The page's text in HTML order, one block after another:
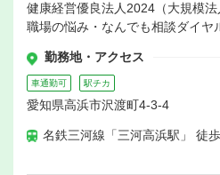
健康経営優良法人2024（大規模
職場の悩み・なんでも相談ダイヤ
勤務地・アクセス
車通勤可 駅チカ
愛知県高浜市沢渡町4-3-4
名鉄三河線「三河高浜駅」 徒